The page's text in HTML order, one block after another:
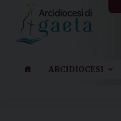
content
ARCIDIOCESI